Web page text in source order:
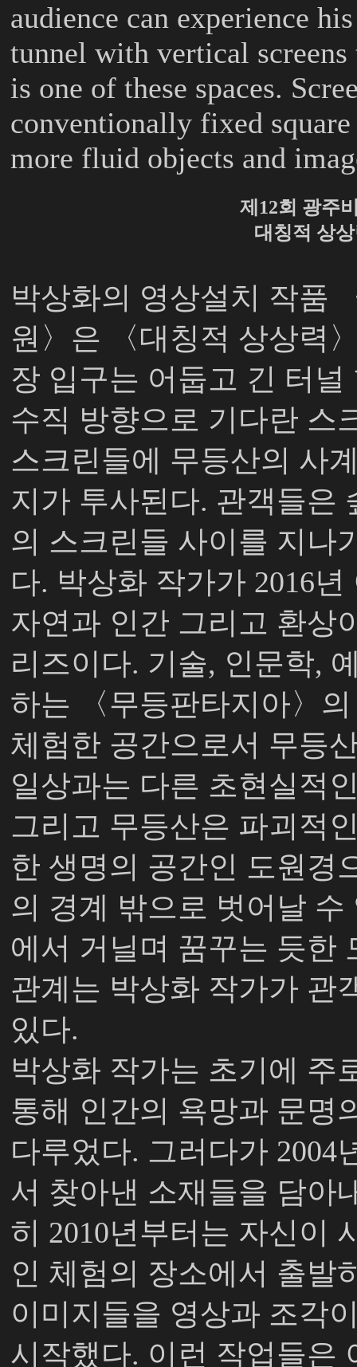
audience can experience
tunnel with vertical screens
is one of these spaces.
conventionally fixed
more fluid objects and
제12회 광주
대칭적 상
박상화의 영상설치 작품
원〉은 〈대칭적 상상력
장 입구는 어둡고 긴 터
수직 방향으로 기다란 스
스크린들에 무등산의 사
지가 투사된다. 관객들은
의 스크린들 사이를 지나
다. 박상화 작가가 2016
자연과 인간 그리고 환상
리즈이다. 기술, 인문학,
하는 〈무등판타지아〉
체험한 공간으로서 무등
일상과는 다른 초현실적
그리고 무등산은 파괴적
한 생명의 공간인 도원경
의 경계 밖으로 벗어날
에서 거닐며 꿈꾸는 듯한
관계는 박상화 작가가 관
있다.
박상화 작가는 초기에 주
통해 인간의 욕망과 문명
다루었다. 그러다가 2004
서 찾아낸 소재들을 담아
히 2010년부터는 자신이
인 체험의 장소에서 출발
이미지들을 영상과 조각
시작했다. 이런 작업들은